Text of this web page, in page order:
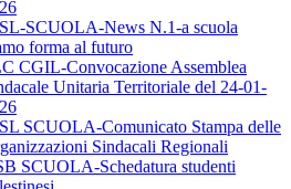
SCUOLA-News N.1-a scuola
forma al futuro
CGIL-Convocazione Assemblea
Unitaria Territoriale del 24-01-
SCUOLA-Comunicato Stampa delle
Sindacali Regionali
SCUOLA-Schedatura studenti